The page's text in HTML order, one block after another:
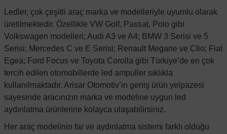
Ledler, çok çeşitli araç marka ve modelleriyle uyumlu olarak
üretilmektedir. Özellikle VW Golf, Passat, Polo gibi
Volkswagen modelleri; Audi A3 ve A4; BMW 3 Serisi ve 5
Serisi; Mercedes C ve E Serisi; Renault Megane ve Clio; Fiat
Egea; Ford Focus ve Toyota Corolla gibi Türkiye’de en çok
tercih edilen otomobillerde led ampuller sıklıkla
kullanılmaktadır. Arisar Otomotiv’in geniş ürün yelpazesi
sayesinde aracınızın marka ve modeline uygun led
aydınlatma ürünlerine kolayca ulaşabilirsiniz.
Her araç modelinin far ve aydınlatma sistemi farklı olduğu